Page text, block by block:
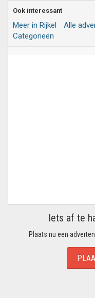
Ook interessant
Meer in Rijkel Alle
Categorieën
Iets af te
Plaats nu een